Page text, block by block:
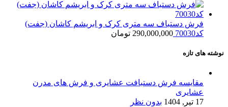
فرش دستباف سه متری کرک و ابریشم کاشان (جفت)
کد70030
290,000,000 تومان
نوشته های تازه
مقایسه فرش دستبافت عشایری و فرش های مدرن
عشایری
17 تیر, 1404
بدون نظر